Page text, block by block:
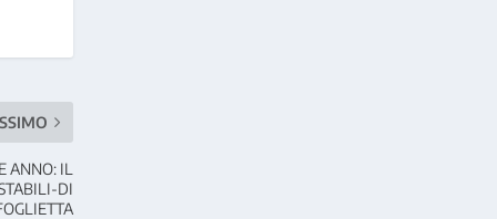
ANNO: IL
DI